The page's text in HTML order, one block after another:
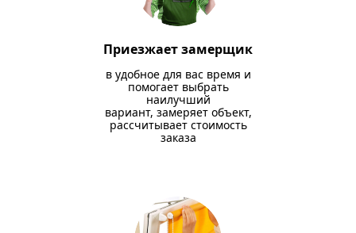
Приезжает замерщик
в удобное для вас время и
помогает выбрать
наилучший
вариант, замеряет объект,
рассчитывает стоимость
заказа